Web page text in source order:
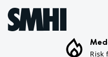
Hoppa till sidans innehåll
Risk